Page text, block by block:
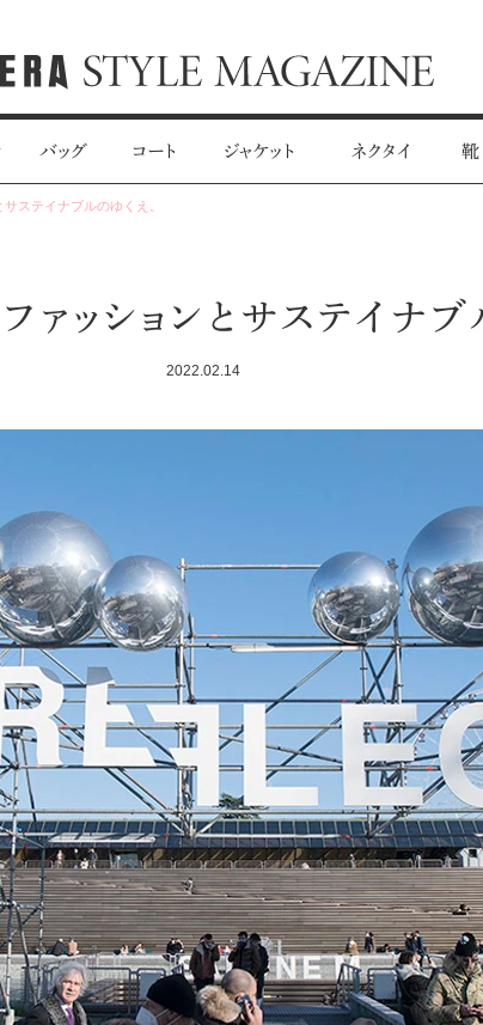
バッグ コート ジャケット ネクタイ 靴
ステイナブルのゆくえ。
ァッションとサステイナブ
2022.02.14